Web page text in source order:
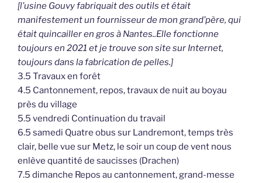
[l’usine Gouvy fabriquait des outils et était
manifestement un fournisseur de mon grand’père, qui
était quincailler en gros à Nantes..Elle fonctionne
toujours en 2021 et je trouve son site sur Internet,
toujours dans la fabrication de pelles.]
3.5 Travaux en forêt
4.5 Cantonnement, repos, travaux de nuit au boyau
près du village
5.5 vendredi Continuation du travail
6.5 samedi Quatre obus sur Landremont, temps très
clair, belle vue sur Metz, le soir un coup de vent nous
enlève quantité de saucisses (Drachen)
7.5 dimanche Repos au cantonnement, grand-messe